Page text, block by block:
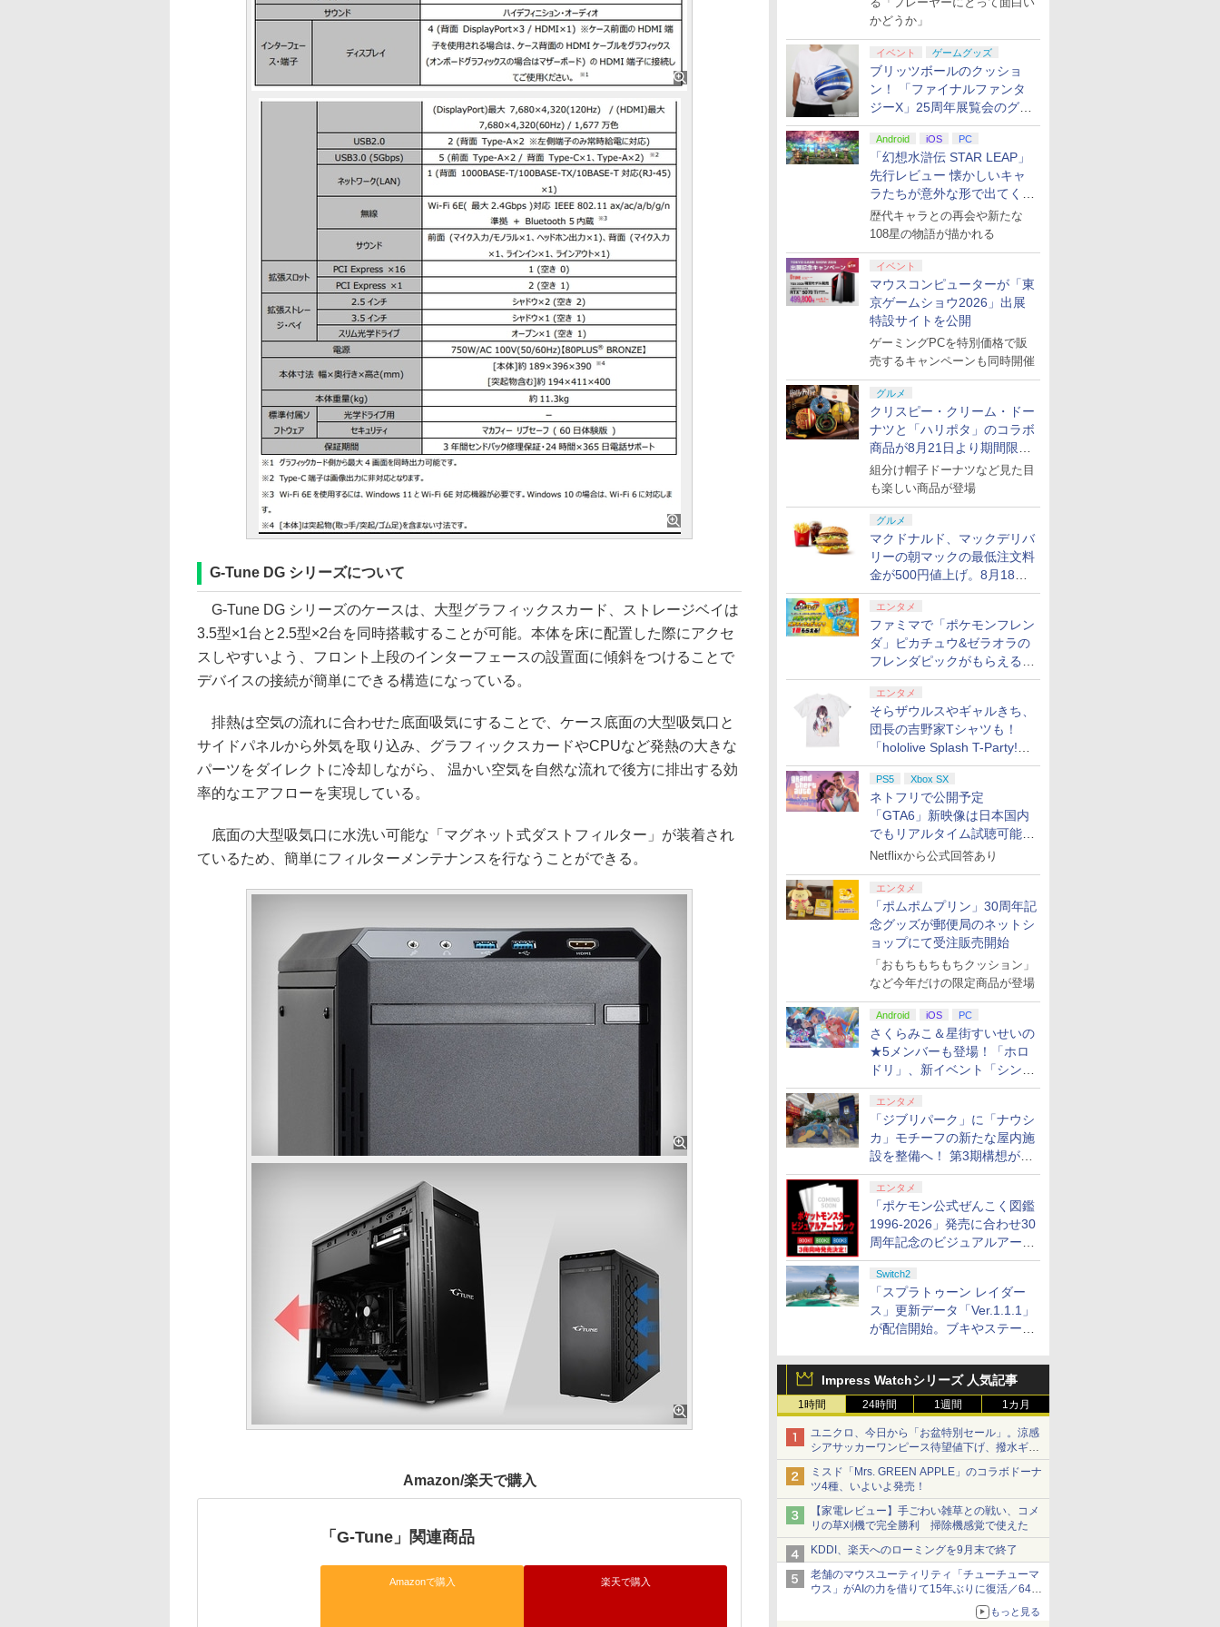
かどうか」
イベント ゲームグッズ
ブリッツボールのクッショ
ン！ 「ファイナルファンタ
ジーX」25周年展覧会のグッ
ズ情報が公開
Android iOS PC
「幻想水滸伝 STAR LEAP」
先行レビュー 懐かしいキャ
ラたちが意外な形で出てくる
シリーズ完全新作！
歴代キャラとの再会や新たな
108星の物語が描かれる
イベント
マウスコンピューターが「東
京ゲームショウ2026」出展
特設サイトを公開
ゲーミングPCを特別価格で販
売するキャンペーンも同時開催
グルメ
クリスピー・クリーム・ドー
ナツと「ハリポタ」のコラボ
商品が8月21日より期間限定
で発売
組分け帽子ドーナツなど見た目
も楽しい商品が登場
グルメ
マクドナルド、マックデリバ
リーの朝マックの最低注文料
金が500円値上げ。8月18日
より1,500円から受付
エンタメ
ファミマで「ポケモンフレン
ダ」ピカチュウ&ゼラオラの
フレンダピックがもらえるキ
ャンペーン開催！
エンタメ
そらザウルスやギャルきち、
団長の吉野家Tシャツも！
「hololive Splash T-Party!」
全Tシャツラインナップ公開
＆オンライン販売開始
PS5 Xbox SX
ネトフリで公開予定
「GTA6」新映像は日本国内
でもリアルタイム試聴可能。
しかも日本語字幕付き
Netflixから公式回答あり
エンタメ
「ポムポムプリン」30周年記
念グッズが郵便局のネットシ
ョップにて受注販売開始
「おもちもちもちクッション」
など今年だけの限定商品が登場
Android iOS PC
さくらみこ＆星街すいせいの
★5メンバーも登場！「ホロ
ドリ」、新イベント「シンク
ロする夏のスパークル」がス
タート
エンタメ
「ジブリパーク」に「ナウシ
カ」モチーフの新たな屋内施
設を整備へ！ 第3期構想が公
開
エンタメ
「ポケモン公式ぜんこく図鑑
1996-2026」発売に合わせ30
周年記念のビジュアルアート
ブック3冊同時発売が決定
Switch2
「スプラトゥーン レイダー
ス」更新データ「Ver.1.1.1」
が配信開始。ブキやステージ
Impress Watchシリーズ 人気記事
1時間 24時間 1週間 1カ月
ユニクロ、今日から「お盆特別セール」。涼感
シアサッカーワンピース待望値下げ、撥水ギア
ショーツは1990円に
ミスド「Mrs. GREEN APPLE」のコラボドーナ
ツ4種、いよいよ発売！
【家電レビュー】手ごわい雑草との戦い、コメ
リの草刈機で完全勝利 掃除機感覚で使えた
KDDI、楽天へのローミングを9月末で終了
老舗のマウスユーティリティ「チューチューマ
ウス」がAIの力を借りて15年ぶりに復活／64bit
化、Windows 10/11、「Chrome」も走り回
る。復活記念で2026年末まで500円
もっと見る
G-Tune DG シリーズについて
G-Tune DG シリーズのケースは、大型グラフィックスカード、ストレージベイは
3.5型×1台と2.5型×2台を同時搭載することが可能。本体を床に配置した際にアクセ
スしやすいよう、フロント上段のインターフェースの設置面に傾斜をつけることで
デバイスの接続が簡単にできる構造になっている。
排熱は空気の流れに合わせた底面吸気にすることで、ケース底面の大型吸気口と
サイドパネルから外気を取り込み、グラフィックスカードやCPUなど発熱の大きな
パーツをダイレクトに冷却しながら、 温かい空気を自然な流れで後方に排出する効
率的なエアフローを実現している。
底面の大型吸気口に水洗い可能な「マグネット式ダストフィルター」が装着され
ているため、簡単にフィルターメンテナンスを行なうことができる。
Amazon/楽天で購入
「G-Tune」関連商品
Amazonで購入 楽天で購入